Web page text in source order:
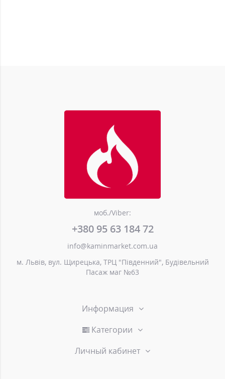
моб./Viber:
+380 95 63 184 72
info@kaminmarket.com.ua
м. Львів, вул. Щирецька, ТРЦ "Південний", Будівельний
Пасаж маг №63
Информация
Категории
Личный кабинет